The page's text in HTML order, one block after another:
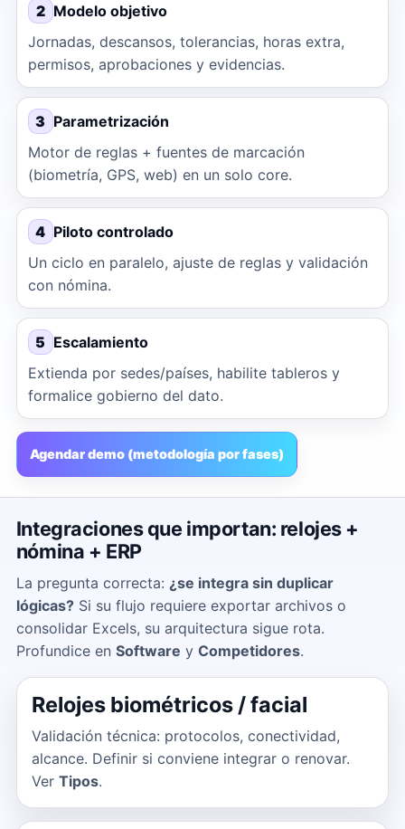
2 Modelo objetivo
Jornadas, descansos, tolerancias, horas extra,
permisos, aprobaciones y evidencias.
3 Parametrización
Motor de reglas + fuentes de marcación
(biometría, GPS, web) en un solo core.
4 Piloto controlado
Un ciclo en paralelo, ajuste de reglas y validación
con nómina.
5 Escalamiento
Extienda por sedes/países, habilite tableros y
formalice gobierno del dato.
Agendar demo (metodología por fases)
Integraciones que importan: relojes +
nómina + ERP
La pregunta correcta: ¿se integra sin duplicar
lógicas?Si su flujo requiere exportar archivos o
consolidar Excels, su arquitectura sigue rota.
Profundice en Software y Competidores.
Relojes biométricos / facial
Validación técnica: protocolos, conectividad,
alcance. Definir si conviene integrar o renovar.
Ver Tipos.